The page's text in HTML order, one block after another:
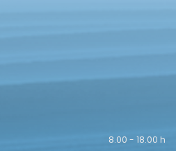
8.00 - 18.00 h